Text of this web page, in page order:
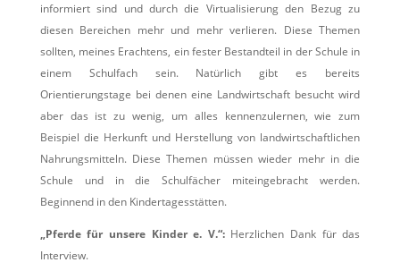
informiert sind und durch die Virtualisierung den Bezug zu
diesen Bereichen mehr und mehr verlieren. Diese Themen
sollten, meines Erachtens, ein fester Bestandteil in der Schule in
einem Schulfach sein. Natürlich gibt es bereits
Orientierungstage bei denen eine Landwirtschaft besucht wird
aber das ist zu wenig, um alles kennenzulernen, wie zum
Beispiel die Herkunft und Herstellung von landwirtschaftlichen
Nahrungsmitteln. Diese Themen müssen wieder mehr in die
Schule und in die Schulfächer miteingebracht werden.
Beginnend in den Kindertagesstätten.
„Pferde für unsere Kinder e. V.“:Herzlichen Dank für das
Interview.